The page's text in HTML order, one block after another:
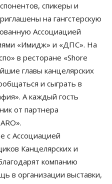
спикеры и
на гангстерскую
Ассоциацией
«Имидж» и «ДПС». На
в ресторане «Shore
главы канцелярских
и сыграть в
А каждый гость
от партнера
с Ассоциацией
Канцелярских и
компанию
в организации выставки,